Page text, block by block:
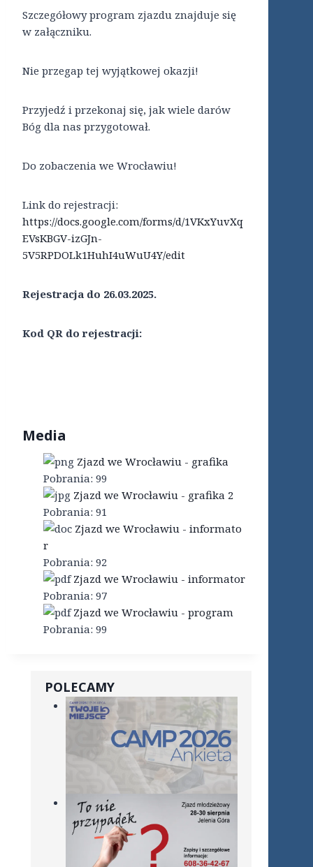
Szczegółowy program zjazdu znajduje się
w załączniku.
Nie przegap tej wyjątkowej okazji!
Przyjedź i przekonaj się, jak wiele darów
Bóg dla nas przygotował.
Do zobaczenia we Wrocławiu!
Link do rejestracji:
https://docs.google.com/forms/d/1VKxYuvXq
EVsKBGV-izGJn-
5V5RPDOLk1HuhI4uWuU4Y/edit
Rejestracja do 26.03.2025.
Kod QR do rejestracji:
Media
Zjazd we Wrocławiu - grafika
Pobrania: 99
Zjazd we Wrocławiu - grafika 2
Pobrania: 91
Zjazd we Wrocławiu - informato
r
Pobrania: 92
Zjazd we Wrocławiu - informator
Pobrania: 97
Zjazd we Wrocławiu - program
Pobrania: 99
POLECAMY